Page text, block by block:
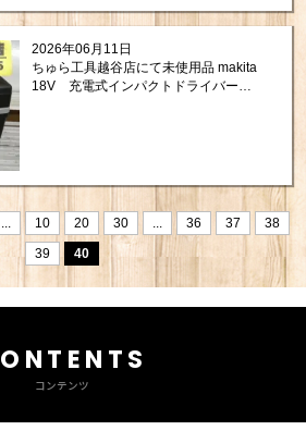
2026年06月11日
ちゅら工具越谷店にて未使用品 makita
18V 充電式インパクトドライバー
10 20 30 36 37
38
39
40
コンテンツ